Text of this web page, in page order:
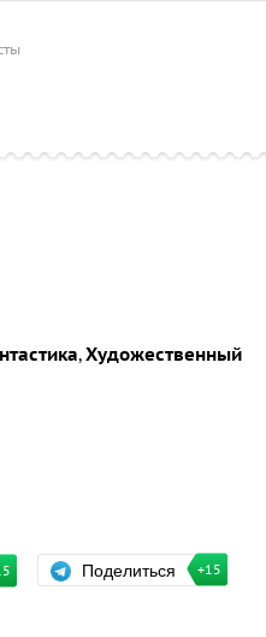
,Художественный
Поделиться +15